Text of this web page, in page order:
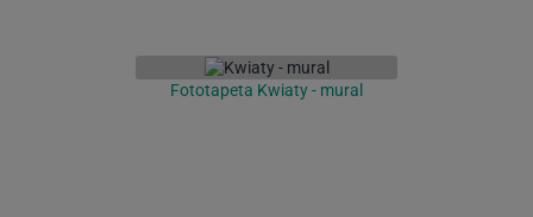
Fototapeta Kwiaty - mural